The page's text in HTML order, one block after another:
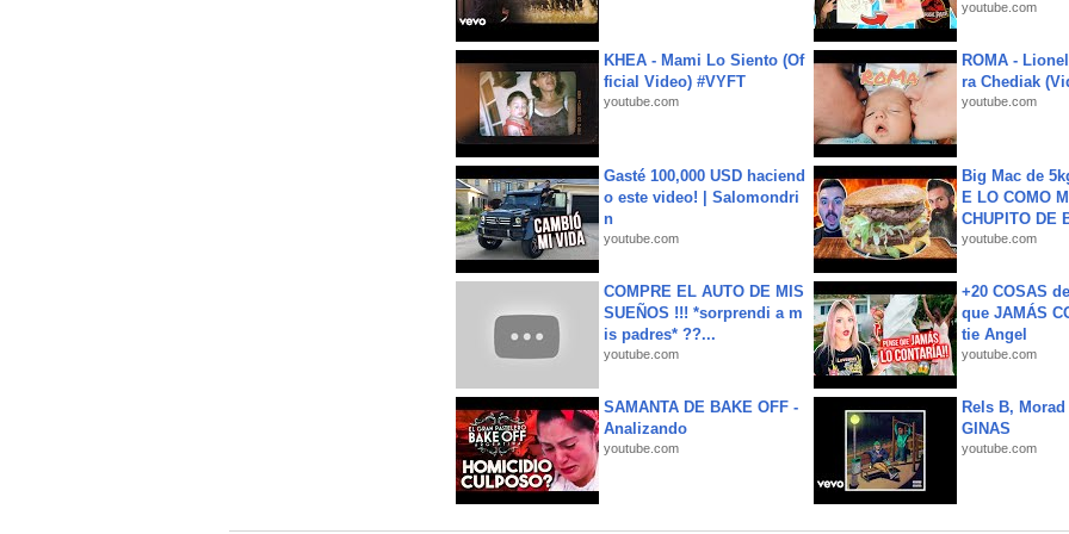
youtube.com
KHEA - Mami Lo Siento (Of
ficial Video) #VYFT
youtube.com
ROMA -
ra Chediak
youtube.com
Gasté 100,000 USD haciend
o este video! | Salomondri
n
youtube.com
Big Mac de
E LO COMO
CHUPITO DE
youtube.com
COMPRE EL AUTO DE MIS
SUEÑOS !!! *sorprendi a m
is padres* ??...
youtube.com
+20 COSAS
que JAMÁS
tie Angel
youtube.com
SAMANTA DE BAKE OFF -
Analizando
youtube.com
Rels B,
GINAS
youtube.com